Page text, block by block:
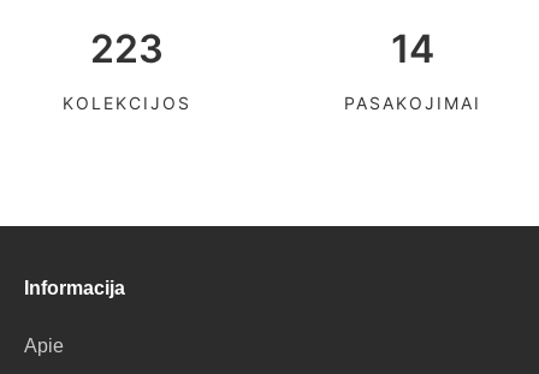
223
KOLEKCIJOS
14
PASAKOJIMAI
Informacija
Apie